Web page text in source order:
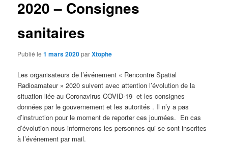
2020 – Consignes
sanitaires
Publié le1 mars 2020parXtophe
Les organisateurs de l’événement « Rencontre Spatial
Radioamateur » 2020 suivent avec attention l’évolution de la
situation liée au Coronavirus COVID-19 et les consignes
données par le gouvernement et les autorités . Il n’y a pas
d’instruction pour le moment de reporter ces journées. En cas
d’évolution nous informerons les personnes qui se sont inscrites
à l’événement par mail.